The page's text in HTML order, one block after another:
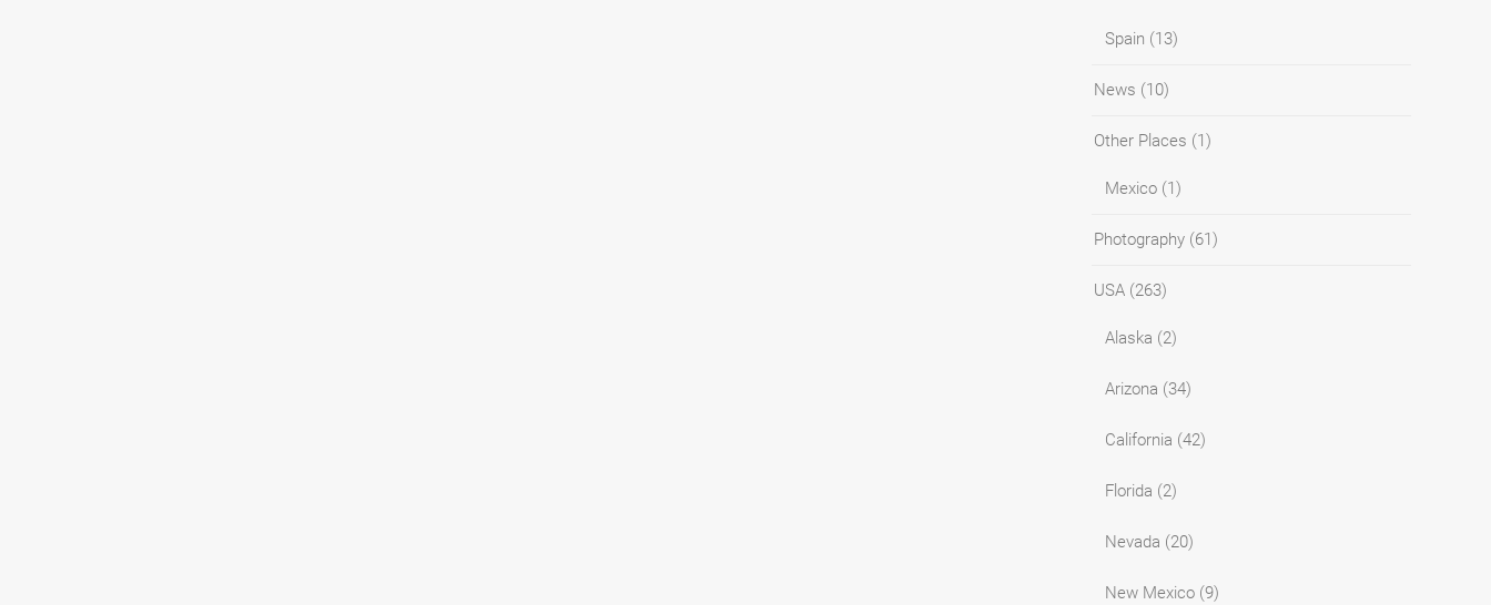
Spain (13)
News (10)
Other Places (1)
Mexico (1)
Photography (61)
USA (263)
Alaska (2)
Arizona (34)
California (42)
Florida (2)
Nevada (20)
New Mexico (9)